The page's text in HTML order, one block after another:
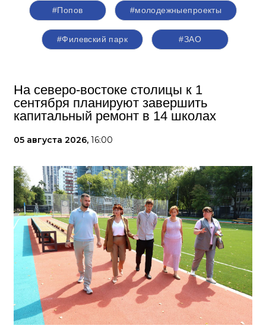
#Попов #молодежныепроекты
#Филевский парк #ЗАО
На северо-востоке столицы к 1
сентября планируют завершить
капитальный ремонт в 14 школах
05 августа 2026, 16:00